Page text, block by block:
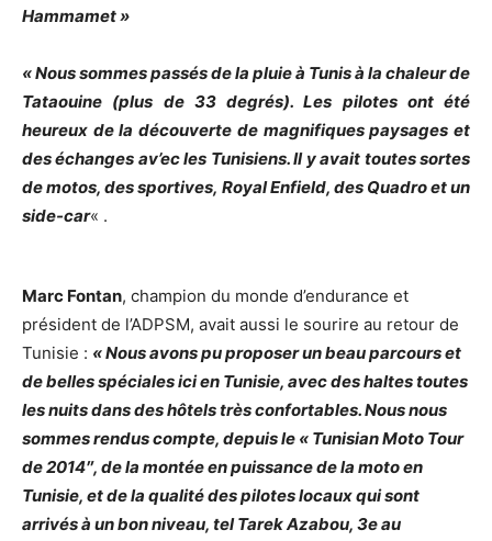
Hammamet »
« Nous sommes passés de la pluie à Tunis à la chaleur de
Tataouine (plus de 33 degrés). Les pilotes ont été
heureux de la découverte de magnifiques paysages et
des échanges av’ec les Tunisiens. Il y avait toutes sortes
de motos, des sportives, Royal Enfield, des Quadro et un
side-car« .
Marc Fontan, champion du monde d’endurance et
président de l’ADPSM, avait aussi le sourire au retour de
Tunisie : «Nous avons pu proposer un beau parcours et
de belles spéciales ici en Tunisie, avec des haltes toutes
les nuits dans des hôtels très confortables. Nous nous
sommes rendus compte, depuis le « Tunisian Moto Tour
de 2014″, de la montée en puissance de la moto en
Tunisie, et de la qualité des pilotes locaux qui sont
arrivés à un bon niveau, tel Tarek Azabou, 3e au